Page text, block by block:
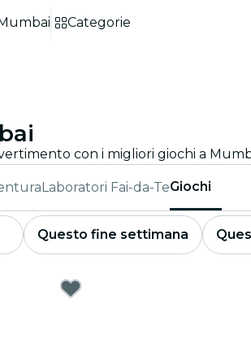
Categorie
con i migliori giochi a
Laboratori Fai-da-TeGiochi
Questo fine settimana